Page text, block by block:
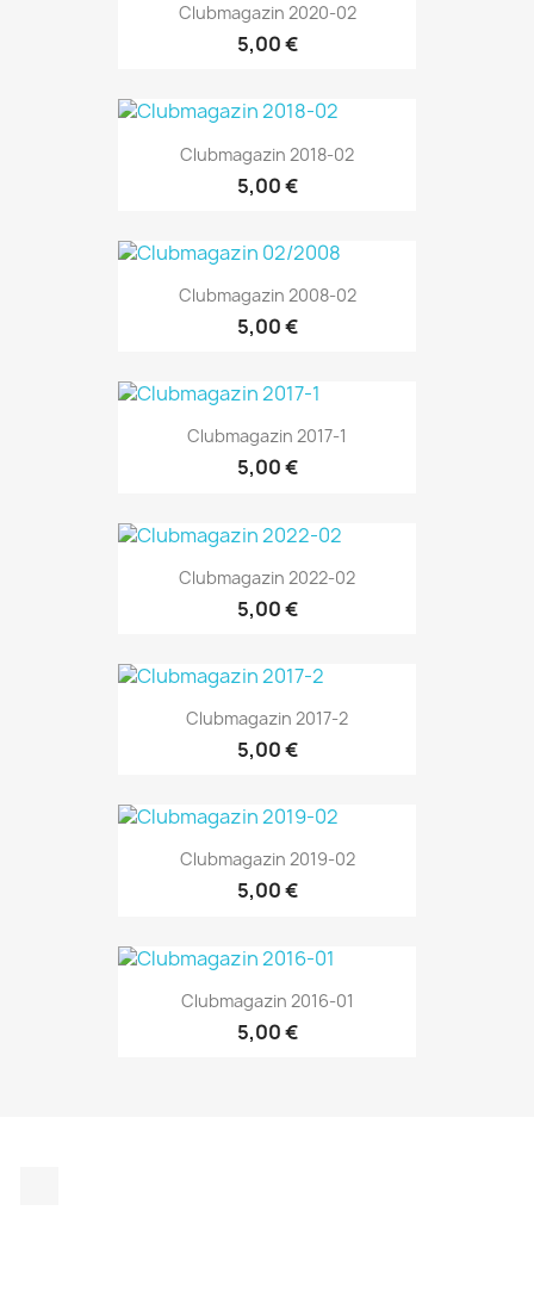
Clubmagazin 2020-02
5,00 €
Clubmagazin 2018-02
5,00 €
Clubmagazin 2008-02
5,00 €
Clubmagazin 2017-1
5,00 €
Clubmagazin 2022-02
5,00 €
Clubmagazin 2017-2
5,00 €
Clubmagazin 2019-02
5,00 €
Clubmagazin 2016-01
5,00 €